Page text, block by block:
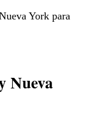
York para
Nueva